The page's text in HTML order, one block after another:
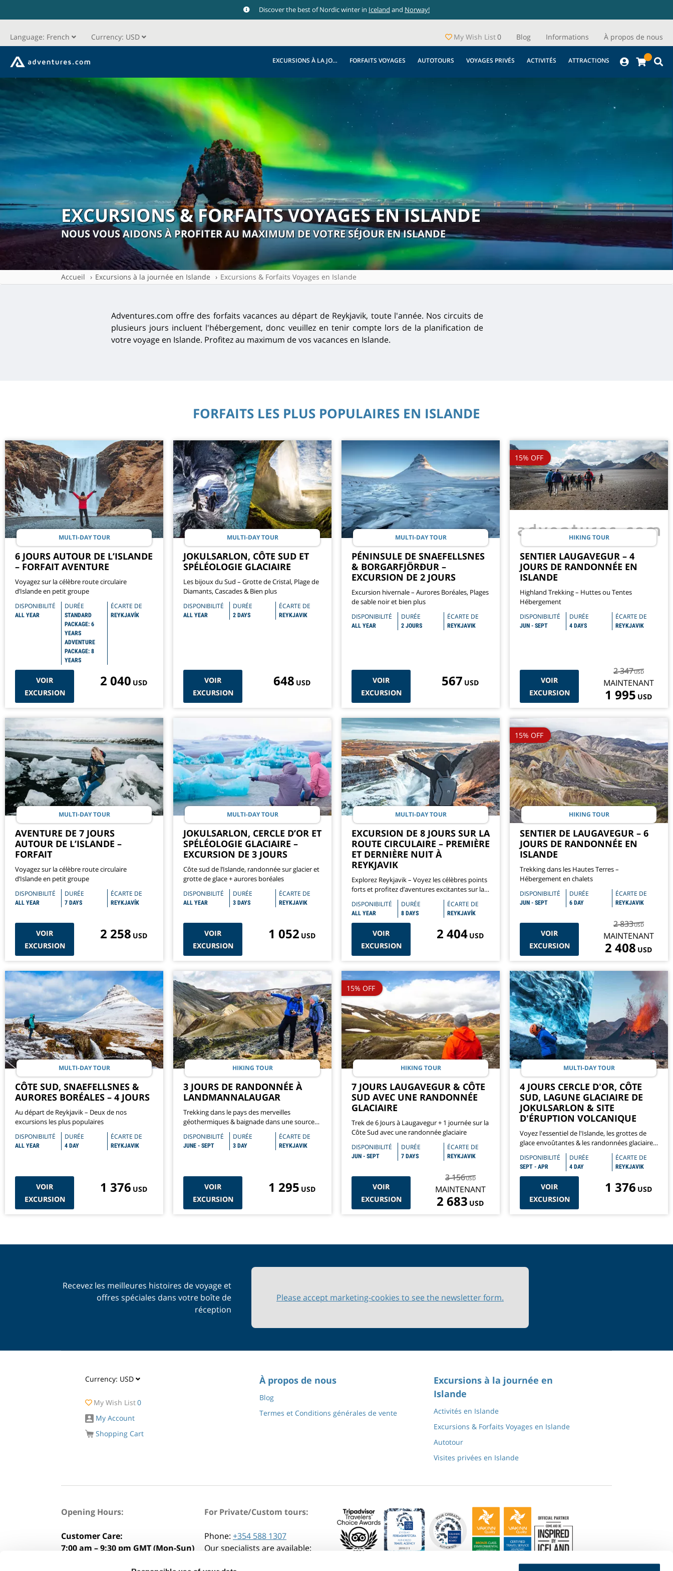
Discover the best of Nordic winter in Iceland and Norway!
Language: French Currency: USD My Wish List0 Blog Informations À propos de nous
EXCURSIONS À LA JOURNÉE FORFAITS VOYAGES AUTOTOURS VOYAGES PRIVÉS ACTIVITÉS ATTRACTIONS
EXCURSIONS & FORFAITS VOYAGES EN ISLANDE
NOUS VOUS AIDONS À PROFITER AU MAXIMUM DE VOTRE SÉJOUR EN ISLANDE
Accueil Excursions à la journée en Islande Excursions & Forfaits Voyages en Islande
Adventures.com offre des forfaits vacances au départ de Reykjavik, toute l'année. Nos circuits de
plusieurs jours incluent l'hébergement, donc veuillez en tenir compte lors de la planification de
votre voyage en Islande. Profitez au maximum de vos vacances en Islande.
FORFAITS LES PLUS POPULAIRES EN ISLANDE
MULTI-DAY TOUR
6 JOURS AUTOUR DE L’ISLANDE
– FORFAIT AVENTURE
Voyagez sur la célèbre route circulaire
d’Islande en petit groupe
DISPONIBILITÉ
ALL YEAR
DURÉE
STANDARD
PACKAGE: 6
YEARS
ADVENTURE
PACKAGE: 8
YEARS
ÉCARTE DE
REYKJAVÍK
VOIR
EXCURSION
2 040 USD
MULTI-DAY TOUR
JOKULSARLON, CÔTE SUD ET
SPÉLÉOLOGIE GLACIAIRE
Les bijoux du Sud – Grotte de Cristal, Plage de
Diamants, Cascades & Bien plus
DISPONIBILITÉ
ALL YEAR
DURÉE
2 DAYS
ÉCARTE DE
REYKJAVIK
VOIR
EXCURSION
648 USD
MULTI-DAY TOUR
PÉNINSULE DE SNAEFELLSNES
& BORGARFJÖRÐUR –
EXCURSION DE 2 JOURS
Excursion hivernale – Aurores Boréales, Plages
de sable noir et bien plus
DISPONIBILITÉ
ALL YEAR
DURÉE
2 JOURS
ÉCARTE DE
REYKJAVIK
VOIR
EXCURSION
567 USD
15% OFF
HIKING TOUR
SENTIER LAUGAVEGUR – 4
JOURS DE RANDONNÉE EN
ISLANDE
Highland Trekking – Huttes ou Tentes
Hébergement
DISPONIBILITÉ
JUN - SEPT
DURÉE
4 DAYS
ÉCARTE DE
REYKJAVIK
VOIR
EXCURSION
2 347USD
MAINTENANT
1 995 USD
MULTI-DAY TOUR
AVENTURE DE 7 JOURS
AUTOUR DE L’ISLANDE –
FORFAIT
Voyagez sur la célèbre route circulaire
d’Islande en petit groupe
DISPONIBILITÉ
ALL YEAR
DURÉE
7 DAYS
ÉCARTE DE
REYKJAVÍK
VOIR
EXCURSION
2 258 USD
MULTI-DAY TOUR
JOKULSARLON, CERCLE D’OR ET
SPÉLÉOLOGIE GLACIAIRE –
EXCURSION DE 3 JOURS
Côte sud de l’Islande, randonnée sur glacier et
grotte de glace + aurores boréales
DISPONIBILITÉ
ALL YEAR
DURÉE
3 DAYS
ÉCARTE DE
REYKJAVIK
VOIR
EXCURSION
1 052 USD
MULTI-DAY TOUR
EXCURSION DE 8 JOURS SUR LA
ROUTE CIRCULAIRE – PREMIÈRE
ET DERNIÈRE NUIT À
REYKJAVIK
Explorez Reykjavik – Voyez les célèbres points
forts et profitez d’aventures excitantes sur la
route circulaire – Terminez votre séjour à
Reykjavik
DISPONIBILITÉ
ALL YEAR
DURÉE
8 DAYS
ÉCARTE DE
REYKJAVÍK
VOIR
EXCURSION
2 404 USD
15% OFF
HIKING TOUR
SENTIER DE LAUGAVEGUR – 6
JOURS DE RANDONNÉE EN
ISLANDE
Trekking dans les Hautes Terres –
Hébergement en chalets
DISPONIBILITÉ
JUN - SEPT
DURÉE
6 DAY
ÉCARTE DE
REYKJAVIK
VOIR
EXCURSION
2 833USD
MAINTENANT
2 408 USD
MULTI-DAY TOUR
CÔTE SUD, SNAEFELLSNES &
AURORES BORÉALES – 4 JOURS
Au départ de Reykjavik – Deux de nos
excursions les plus populaires
DISPONIBILITÉ
ALL YEAR
DURÉE
4 DAY
ÉCARTE DE
REYKJAVIK
VOIR
EXCURSION
1 376 USD
HIKING TOUR
3 JOURS DE RANDONNÉE À
LANDMANNALAUGAR
Trekking dans le pays des merveilles
géothermiques & baignade dans une source
thermale naturelle
DISPONIBILITÉ
JUNE - SEPT
DURÉE
3 DAY
ÉCARTE DE
REYKJAVIK
VOIR
EXCURSION
1 295 USD
15% OFF
HIKING TOUR
7 JOURS LAUGAVEGUR & CÔTE
SUD AVEC UNE RANDONNÉE
GLACIAIRE
Trek de 6 Jours à Laugavegur + 1 journée sur la
Côte Sud avec une randonnée glaciaire
DISPONIBILITÉ
JUN - SEPT
DURÉE
7 DAYS
ÉCARTE DE
REYKJAVIK
VOIR
EXCURSION
3 156USD
MAINTENANT
2 683 USD
MULTI-DAY TOUR
4 JOURS CERCLE D'OR, CÔTE
SUD, LAGUNE GLACIAIRE DE
JOKULSARLON & SITE
D'ÉRUPTION VOLCANIQUE
Voyez l'essentiel de l'Islande, les grottes de
glace envoûtantes & les randonnées glaciaires
DISPONIBILITÉ
SEPT - APR
DURÉE
4 DAY
ÉCARTE DE
REYKJAVIK
VOIR
EXCURSION
1 376 USD
Recevez les meilleures histoires de voyage et
offres spéciales dans votre boîte de
réception
Please accept marketing-cookies to see the newsletter form.
Currency: USD
My Wish List0
My Account
Shopping Cart
À propos de nous
Blog
Termes et Conditions générales de vente
Excursions à la journée en
Islande
Activités en Islande
Excursions & Forfaits Voyages en Islande
Autotour
Visites privées en Islande
Opening Hours:
Customer Care:
7:00 am – 9:30 pm GMT (Mon-Sun)
For Private/Custom tours:
Phone: +354 588 1307
Our specialists are available: